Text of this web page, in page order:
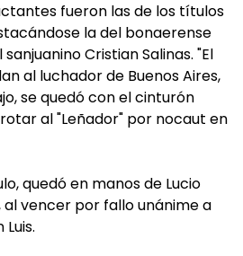
fueron las de los títulos
la del bonaerense
Cristian Salinas. "El
al luchador de Buenos Aires,
se quedó con el cinturón
al "Leñador" por nocaut en
quedó en manos de Lucio
al vencer por fallo unánime a